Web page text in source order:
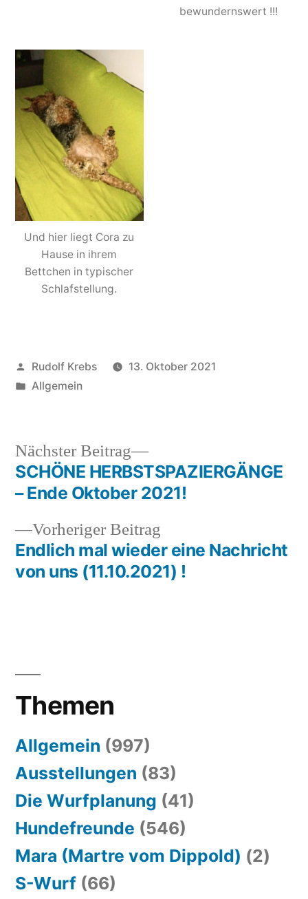
bewundernswert !!!
Und hier liegt Cora zu
Hause in ihrem
Bettchen in typischer
Schlafstellung.
Veröffentlicht
von
Rudolf Krebs
13. Oktober 2021
Veröffentlicht
Allgemein
Beitragsnavigation
Vorheriger Beitrag
Beitrag:
Endlich mal wieder eine Nachricht
von uns (11.10.2021) !
Nächster Beitrag
Nächster
Beitrag:
SCHÖNE HERBSTSPAZIERGÄNGE
– Ende Oktober 2021!
Themen
Allgemein (997)
Ausstellungen (83)
Die Wurfplanung (41)
Hundefreunde (546)
Mara (Martre vom Dippold) (2)
S-Wurf (66)